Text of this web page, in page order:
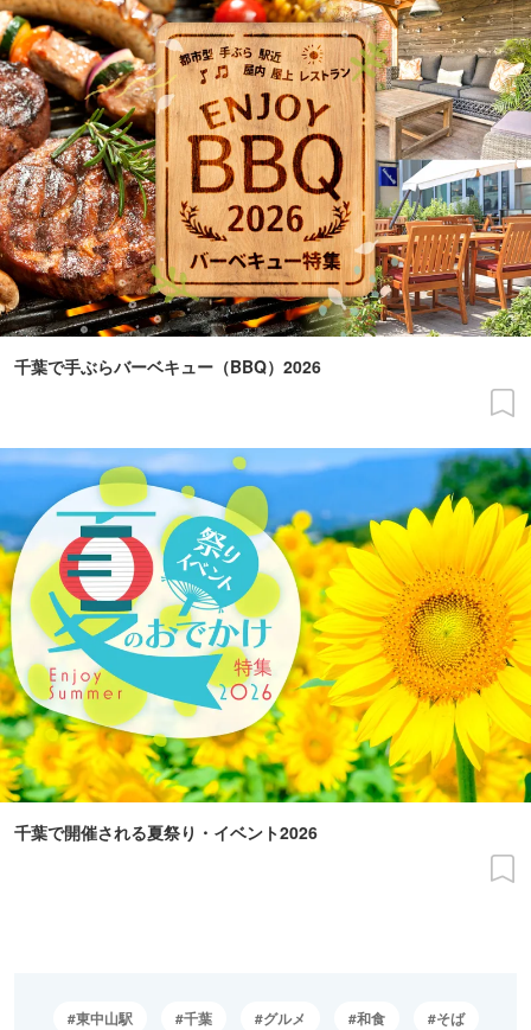
千葉で手ぶらバーベキュー（BBQ）2026
千葉で開催される夏祭り・イベント2026
東中山駅 千葉 グルメ 和食 そば